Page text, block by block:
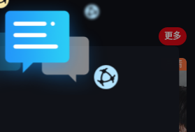
更多
剧情 剧情